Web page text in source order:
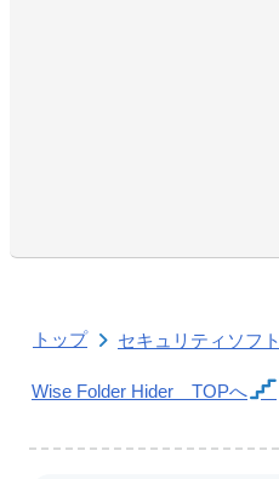
トップ セキュリティソフト
Wise Folder Hider TOPへ